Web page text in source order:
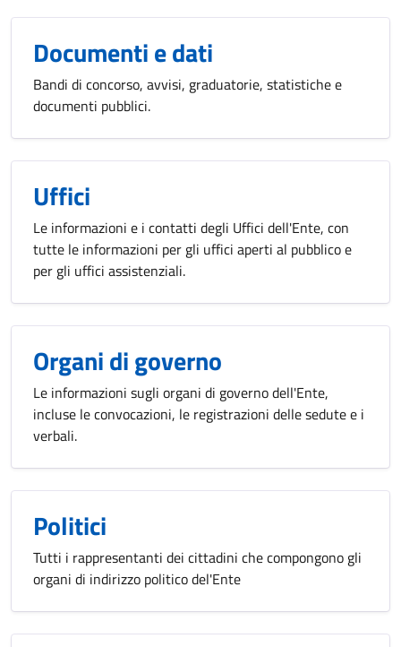
Documenti e dati
Bandi di concorso, avvisi, graduatorie, statistiche e
documenti pubblici.
Uffici
Le informazioni e i contatti degli Uffici dell'Ente, con
tutte le informazioni per gli uffici aperti al pubblico e
per gli uffici assistenziali.
Organi di governo
Le informazioni sugli organi di governo dell'Ente,
incluse le convocazioni, le registrazioni delle sedute e i
verbali.
Politici
Tutti i rappresentanti dei cittadini che compongono gli
organi di indirizzo politico del'Ente